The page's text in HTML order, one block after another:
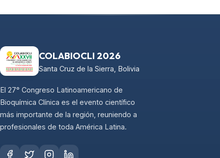
COLABIOCLI 2026
Santa Cruz de la Sierra, Bolivia
El 27° Congreso Latinoamericano de
Bioquímica Clínica es el evento científico
más importante de la región, reuniendo a
profesionales de toda América Latina.